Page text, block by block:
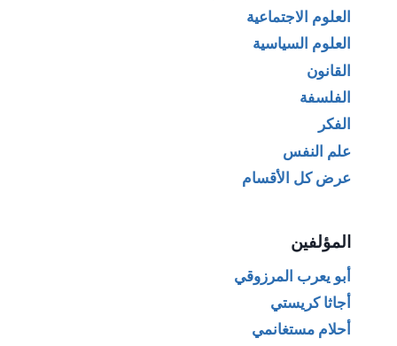
العلوم الاجتماعية
العلوم السياسية
القانون
الفلسفة
الفكر
علم النفس
عرض كل الأقسام
المؤلفين
أبو يعرب المرزوقي
أجاثا كريستي
أحلام مستغانمي